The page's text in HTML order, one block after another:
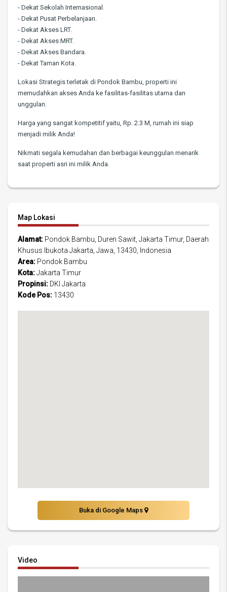
- Dekat Sekolah Internasional.
- Dekat Pusat Perbelanjaan.
- Dekat Akses LRT.
- Dekat Akses MRT.
- Dekat Akses Bandara.
- Dekat Taman Kota.
Lokasi Strategis terletak di Pondok Bambu, properti ini
memudahkan akses Anda ke fasilitas-fasilitas utama dan
unggulan.
Harga yang sangat kompetitif yaitu, Rp. 2.3 M, rumah ini siap
menjadi milik Anda!
Nikmati segala kemudahan dan berbagai keunggulan menarik
saat properti asri ini milik Anda.
Map Lokasi
Alamat: Pondok Bambu, Duren Sawit, Jakarta Timur, Daerah
Khusus Ibukota Jakarta, Jawa, 13430, Indonesia
Area: Pondok Bambu
Kota:Jakarta Timur
Propinsi: DKI Jakarta
Kode Pos: 13430
Buka di Google Maps
Video